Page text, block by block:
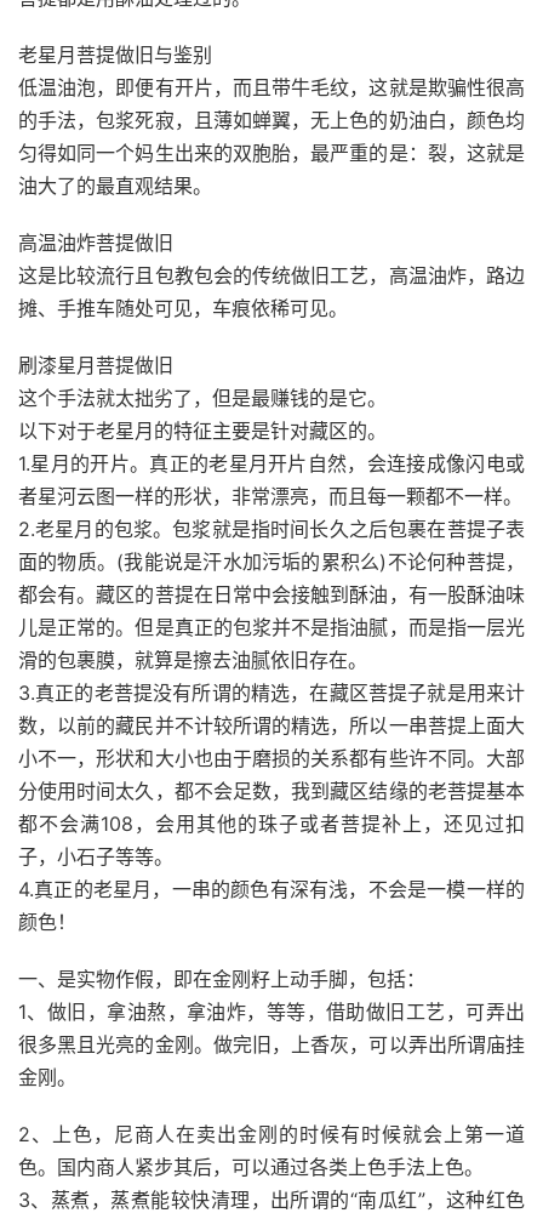
老星月菩提做旧与鉴别
低温油泡，即便有开片，而且带牛毛纹，这就是欺骗性很高
的手法，包浆死寂，且薄如蝉翼，无上色的奶油白，颜色均
匀得如同一个妈生出来的双胞胎，最严重的是：裂，这就是
油大了的最直观结果。
高温油炸菩提做旧
这是比较流行且包教包会的传统做旧工艺，高温油炸，路边
摊、手推车随处可见，车痕依稀可见。
刷漆星月菩提做旧
这个手法就太拙劣了，但是最赚钱的是它。
以下对于老星月的特征主要是针对藏区的。
1.星月的开片。真正的老星月开片自然，会连接成像闪电或
者星河云图一样的形状，非常漂亮，而且每一颗都不一样。
2.老星月的包浆。包浆就是指时间长久之后包裹在菩提子表
面的物质。(我能说是汗水加污垢的累积么)不论何种菩提，
都会有。藏区的菩提在日常中会接触到酥油，有一股酥油味
儿是正常的。但是真正的包浆并不是指油腻，而是指一层光
滑的包裹膜，就算是擦去油腻依旧存在。
3.真正的老菩提没有所谓的精选，在藏区菩提子就是用来计
数，以前的藏民并不计较所谓的精选，所以一串菩提上面大
小不一，形状和大小也由于磨损的关系都有些许不同。大部
分使用时间太久，都不会足数，我到藏区结缘的老菩提基本
都不会满108，会用其他的珠子或者菩提补上，还见过扣
子，小石子等等。
4.真正的老星月，一串的颜色有深有浅，不会是一模一样的
颜色！
一、是实物作假，即在金刚籽上动手脚，包括：
1、做旧，拿油熬，拿油炸，等等，借助做旧工艺，可弄出
很多黑且光亮的金刚。做完旧，上香灰，可以弄出所谓庙挂
金刚。
2、上色，尼商人在卖出金刚的时候有时候就会上第一道
色。国内商人紧步其后，可以通过各类上色手法上色。
3、蒸煮，蒸煮能较快清理，出所谓的“南瓜红”，这种红色